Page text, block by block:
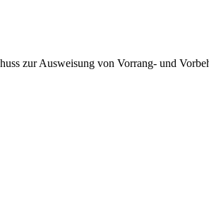
zur Ausweisung von Vorrang- und